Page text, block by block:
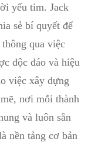
yếu tim. ​Jack
​sẻ​ bí​ quyết⁢ để
⁣qua việc​
độc đáo ⁣và hiệu
⁤việc ⁤xây dựng
nơi mỗi thành
và luôn ⁢sẵn
nền⁣ tảng⁢ cơ bản